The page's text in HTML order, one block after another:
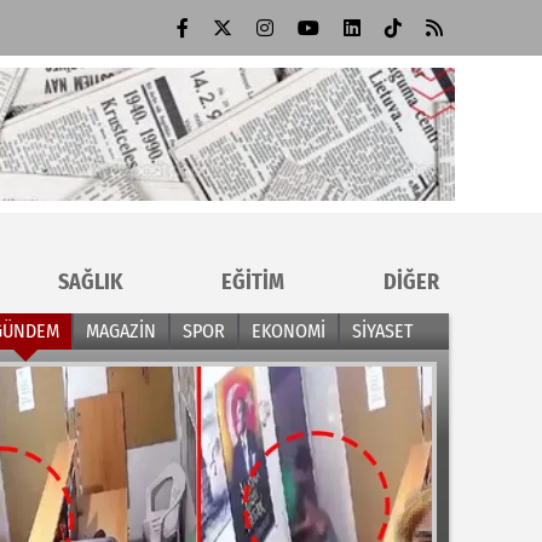
SAĞLIK EĞİTİM DİĞER
MAGAZİN SPOR EKONOMİ SİYASET